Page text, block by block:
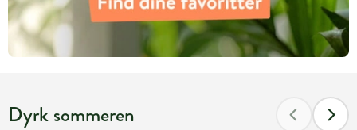
Dyrk sommeren